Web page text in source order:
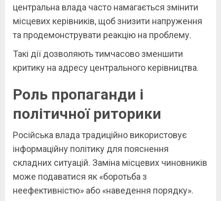
центральна влада часто намагається змінити
місцевих керівників, щоб знизити напруження
та продемонструвати реакцію на проблему.
Такі дії дозволяють тимчасово зменшити
критику на адресу центрального керівництва.
Роль пропаганди і
політичної риторики
Російська влада традиційно використовує
інформаційну політику для пояснення
складних ситуацій. Заміна місцевих чиновників
може подаватися як «боротьба з
неефективністю» або «наведення порядку».